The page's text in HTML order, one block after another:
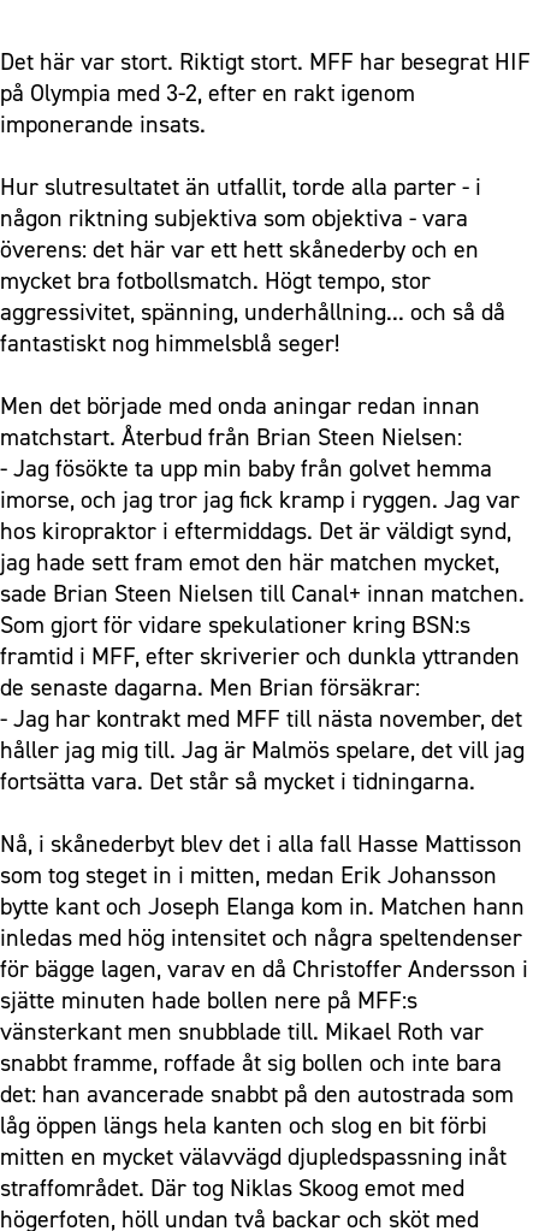
Det här var stort. Riktigt stort. MFF har besegrat HIF
på Olympia med 3-2, efter en rakt igenom
imponerande insats.
Hur slutresultatet än utfallit, torde alla parter - i
någon riktning subjektiva som objektiva - vara
överens: det här var ett hett skånederby och en
mycket bra fotbollsmatch. Högt tempo, stor
aggressivitet, spänning, underhållning... och så då
fantastiskt nog himmelsblå seger!
Men det började med onda aningar redan innan
matchstart. Återbud från Brian Steen Nielsen:
- Jag fösökte ta upp min baby från golvet hemma
imorse, och jag tror jag fick kramp i ryggen. Jag var
hos kiropraktor i eftermiddags. Det är väldigt synd,
jag hade sett fram emot den här matchen mycket,
sade Brian Steen Nielsen till Canal+ innan matchen.
Som gjort för vidare spekulationer kring BSN:s
framtid i MFF, efter skriverier och dunkla yttranden
de senaste dagarna. Men Brian försäkrar:
- Jag har kontrakt med MFF till nästa november, det
håller jag mig till. Jag är Malmös spelare, det vill jag
fortsätta vara. Det står så mycket i tidningarna.
Nå, i skånederbyt blev det i alla fall Hasse Mattisson
som tog steget in i mitten, medan Erik Johansson
bytte kant och Joseph Elanga kom in. Matchen hann
inledas med hög intensitet och några speltendenser
för bägge lagen, varav en då Christoffer Andersson i
sjätte minuten hade bollen nere på MFF:s
vänsterkant men snubblade till. Mikael Roth var
snabbt framme, roffade åt sig bollen och inte bara
det: han avancerade snabbt på den autostrada som
låg öppen längs hela kanten och slog en bit förbi
mitten en mycket välavvägd djupledspassning inåt
straffområdet. Där tog Niklas Skoog emot med
högerfoten, höll undan två backar och sköt med